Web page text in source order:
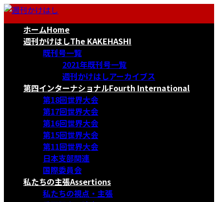
コ
ナ
ホームHome
週刊かけはしThe KAKEHASHI
既刊号一覧
2021年既刊号一覧
週刊かけはしアーカイブス
第四インターナショナルFourth International
第18回世界大会
第17回世界大会
第16回世界大会
第15回世界大会
第11回世界大会
日本支部関連
国際委員会
私たちの主張Assertions
私たちの視点・主張